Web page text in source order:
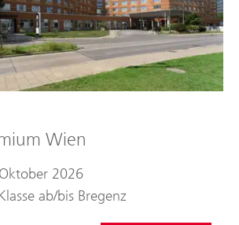
Wien
2026
ab/bis Bregenz